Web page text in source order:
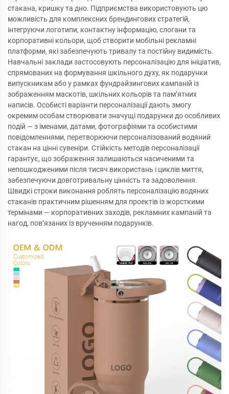
стакана, кришку та дно. Підприємства використовують цю
можливість для комплексних брендингових стратегій,
інтегруючи логотипи, контактну інформацію, слогани та
корпоративні кольори, щоб створити мобільні рекламні
платформи, які забезпечують тривалу та постійну видимість.
Навчальні заклади застосовують персоналізацію для ініціатив,
спрямованих на формування шкільного духу, як подарунки
випускникам або у рамках фундрайзингових кампаній із
зображенням маскотів, шкільних кольорів та пам’ятних
написів. Особисті варіанти персоналізації дають змогу
окремим особам створювати значущі подарунки до особливих
подій — з іменами, датами, фотографіями та особистими
повідомленнями, перетворюючи персоналізований водяний
стакан на цінні сувеніри. Стійкість методів персоналізації
гарантує, що зображення залишаються насиченими та
непошкодженими після тисяч використань і циклів миття,
забезпечуючи довготривальну цінність та задоволення.
Швидкі строки виконання роблять персоналізацію водяних
стаканів практичним рішенням для проектів із жорсткими
термінами — корпоративних заходів, рекламних кампаній та
нагод, пов’язаних із врученням подарунків.